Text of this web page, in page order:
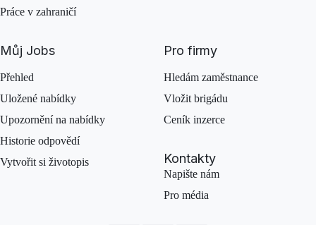
Práce v zahraničí
Můj Jobs
Přehled
Uložené nabídky
Upozornění na nabídky
Historie odpovědí
Vytvořit si životopis
Pro firmy
Hledám zaměstnance
Vložit brigádu
Ceník inzerce
Kontakty
Napište nám
Pro média